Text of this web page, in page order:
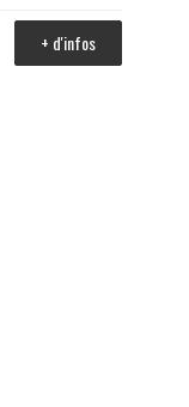
+ d'infos